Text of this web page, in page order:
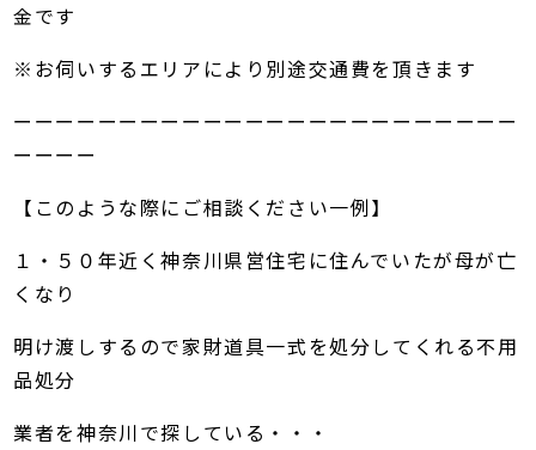
金です
※お伺いするエリアにより別途交通費を頂きます
ーーーーーーーーーーーーーーーーーーーーーーーー
ーーーー
【このような際にご相談ください一例】
１・５０年近く神奈川県営住宅に住んでいたが母が亡
くなり
明け渡しするので家財道具一式を処分してくれる不用
品処分
業者を神奈川で探している・・・